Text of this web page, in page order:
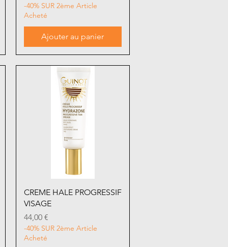
-40% SUR 2ème Article
Acheté
Ajouter au panier
Aperçu rapide
CREME HALE PROGRESSIF
VISAGE
Prix
44,00 €
-40% SUR 2ème Article
Acheté